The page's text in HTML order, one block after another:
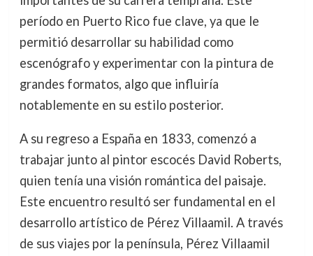
período en Puerto Rico fue clave, ya que le
permitió desarrollar su habilidad como
escenógrafo y experimentar con la pintura de
grandes formatos, algo que influiría
notablemente en su estilo posterior.
A su regreso a España en 1833, comenzó a
trabajar junto al pintor escocés David Roberts,
quien tenía una visión romántica del paisaje.
Este encuentro resultó ser fundamental en el
desarrollo artístico de Pérez Villaamil. A través
de sus viajes por la península, Pérez Villaamil